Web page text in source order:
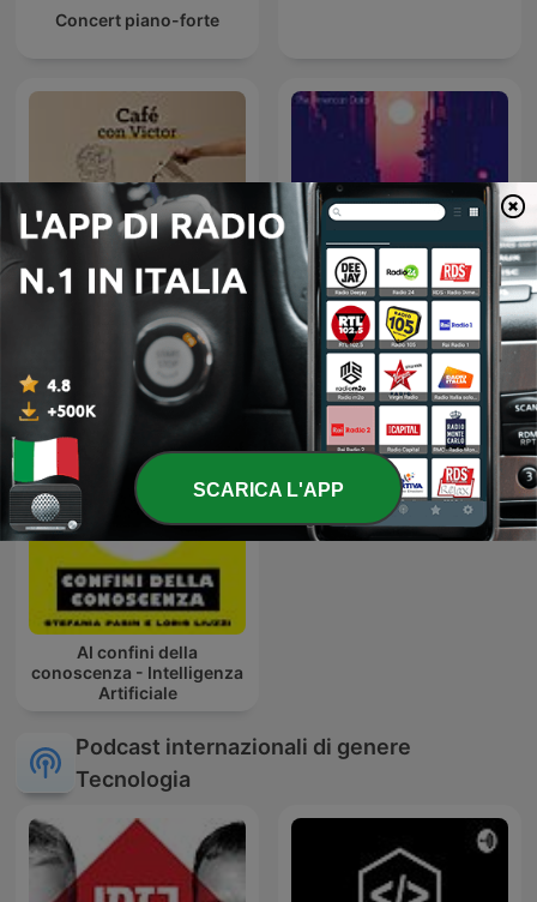
Concert piano-forte
Cafe con Victor Lofi ~ Sleep/Chill
AI confini della
conoscenza - Intelligenza
Artificiale
Podcast internazionali di genere
Tecnologia
SCARICA L'APP